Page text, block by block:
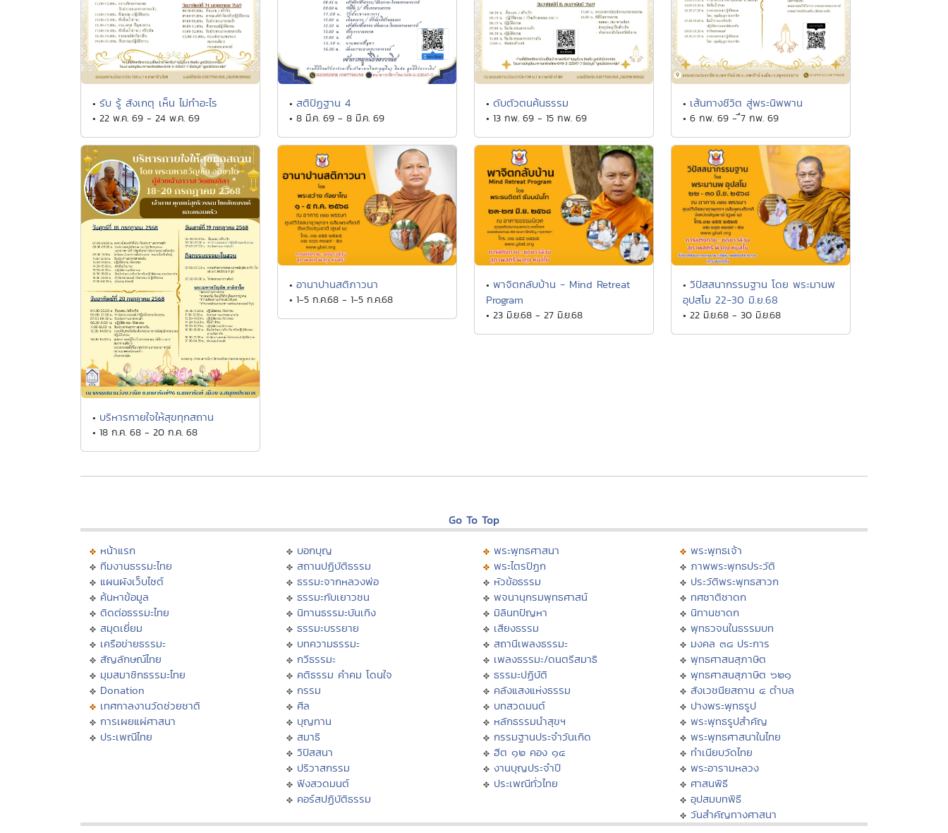
• รับ รู้ สังเกตุ เห็น ไม่ทำอะไร
• 22 พ.ค. 69 - 24 พ.ค. 69
• สติปัฏฐาน 4
• 8 มี.ค. 69 - 8 มี.ค. 69
• ดับตัวตนค้นธรรม
• 13 กพ. 69 - 15 กพ. 69
• เส้นทางชีวิต สู่พระนิพพาน
• 6 กพ. 69 - ึ7 กพ. 69
• บริหารกายใจให้สุขทุกสถาน
• 18 ก.ค. 68 - 20 ก.ค. 68
• อานาปานสติภาวนา
• 1-5 ก.ค.68 - 1-5 ก.ค.68
• พาจิตกลับบ้าน - Mind Retreat
Program
• 23 มิ.ย.68 - 27 มิ.ย.68
• วิปัสสนากรรมฐาน โดย พระมานพ
อุปสโม 22-30 มิ.ย.68
• 22 มิ.ย.68 - 30 มิ.ย.68
Go To Top
หน้าแรก
ทีมงานธรรมะไทย
แผนผังเว็บไซต์
ค้นหาข้อมูล
ติดต่อธรรมะไทย
สมุดเยี่ยม
เครือข่ายธรรมะ
สัญลักษณ์ไทย
มุมสมาชิกธรรมะไทย
Donation
เทศกาลงานวัดช่วยชาติ
การเผยแผ่ศาสนา
ประเพณีไทย
บอกบุญ
สถานปฏิบัติธรรม
ธรรมะจากหลวงพ่อ
ธรรมะกับเยาวชน
นิทานธรรมะบันเทิง
ธรรมะบรรยาย
บทความธรรมะ
กวีธรรมะ
คติธรรม คำคม โดนใจ
กรรม
ศีล
บุญทาน
สมาธิ
วิปัสสนา
ปริวาสกรรม
ฟังสวดมนต์
คอร์สปฏิบัติธรรม
พระพุทธศาสนา
พระไตรปิฏก
หัวข้อธรรม
พจนานุกรมพุทธศาสน์
มิลินทปัญหา
เสียงธรรม
สถานีเพลงธรรมะ
เพลงธรรมะ/ดนตรีสมาธิ
ธรรมะปฏิบัติ
คลังแสงแห่งธรรม
บทสวดมนต์
หลักธรรมนำสุขฯ
กรรมฐานประจำวันเกิด
ฮีต ๑๒ คอง ๑๔
งานบุญประจำปี
ประเพณีทั่วไทย
พระพุทธเจ้า
ภาพพระพุทธประวัติ
ประวัติพระพุทธสาวก
ทศชาติชาดก
นิทานชาดก
พุทธวจนในธรรมบท
มงคล ๓๘ ประการ
พุทธศาสนสุภาษิต
พุทธศาสนสุภาษิต ๖๒๑
สังเวชนียสถาน ๔ ตำบล
ปางพระพุทธรูป
พระพุทธรูปสำคัญ
พระพุทธศาสนาในไทย
ทำเนียบวัดไทย
พระอารามหลวง
ศาสนพิธี
อุปสมบทพิธี
วันสำคัญทางศาสนา